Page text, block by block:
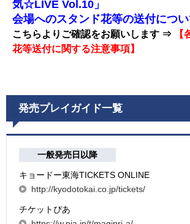
気☆LIVE Vol.10」
会場へのスタンド花等の送付につ
こちらよりご確認をお願いします ⇒
花等送付に関する注意事項】
発売プレイガイド一覧
一般発売日以降
キョードー東海TICKETS ONLINE
http://kyodotokai.co.jp/tickets/
チケットぴあ